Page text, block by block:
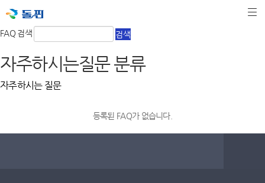
FAQ 검색 검색
자주하시는질문 분류
자주하시는 질문
등록된 FAQ가 없습니다.